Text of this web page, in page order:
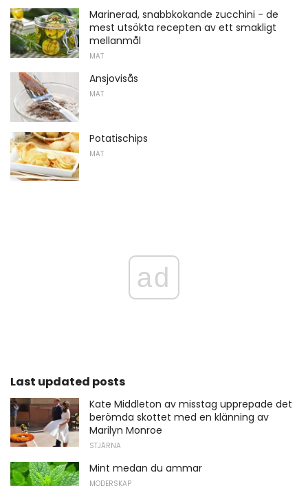
Marinerad, snabbkokande zucchini - de
mest utsökta recepten av ett smakligt
mellanmål
MAT
Ansjovisås
MAT
Potatischips
MAT
ad
Last updated posts
Kate Middleton av misstag upprepade det
berömda skottet med en klänning av
Marilyn Monroe
STJÄRNA
Mint medan du ammar
MODERSKAP